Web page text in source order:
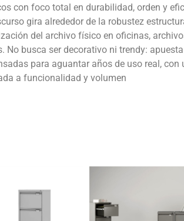
con foco total en durabilidad, orden y
gira alrededor de la robustez
del archivo físico en oficinas,
No busca ser decorativo ni trendy:
para aguantar años de uso real, con
a funcionalidad y volumen